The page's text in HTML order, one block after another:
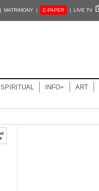
MATRIMONY | E-PAPER | LIVE TV
SPIRITUAL INFO+ ART